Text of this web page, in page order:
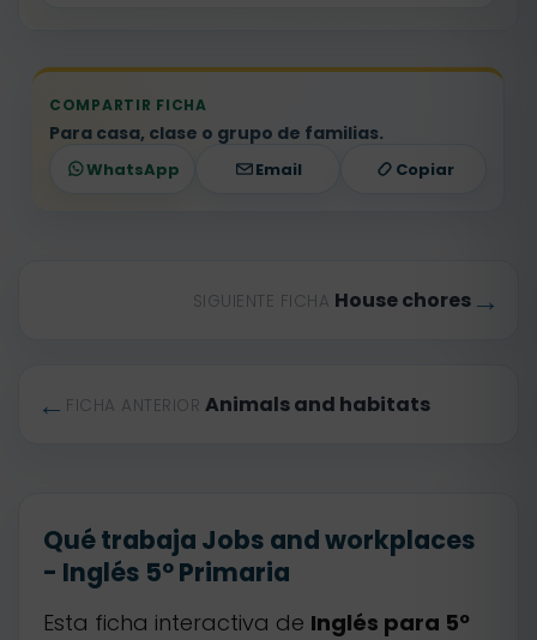
COMPARTIR FICHA
Para casa, clase o grupo de familias.
WhatsApp Email Copiar
← FICHA ANTERIOR Animals and habitats
SIGUIENTE FICHA House chores →
Qué trabaja Jobs and workplaces
- Inglés 5º Primaria
Esta ficha interactiva de Inglés para 5º